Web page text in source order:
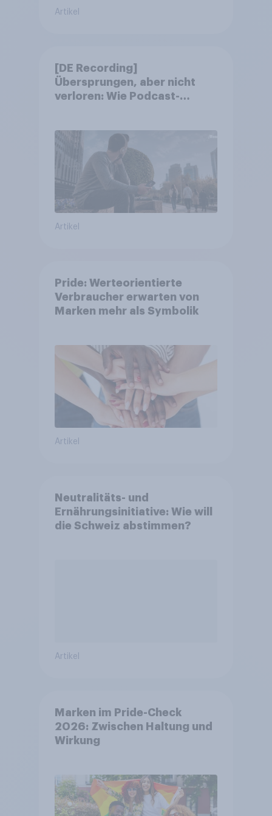
Artikel
[DE Recording]
Übersprungen, aber nicht
verloren: Wie Podcast-
Artikel
Pride: Werteorientierte
Verbraucher erwarten von
Marken mehr als Symbolik
Artikel
Neutralitäts- und
Ernährungsinitiative: Wie will
die Schweiz abstimmen?
Artikel
Marken im Pride-Check
2026: Zwischen Haltung und
Wirkung